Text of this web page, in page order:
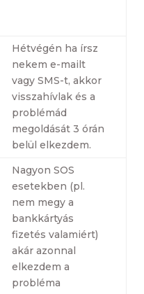
Hétvégén ha írsz
nekem e-mailt
vagy SMS-t, akkor
visszahívlak és a
problémád
megoldását 3 órán
belül elkezdem.
Nagyon SOS
esetekben (pl.
nem megy a
bankkártyás
fizetés valamiért)
akár azonnal
elkezdem a
probléma